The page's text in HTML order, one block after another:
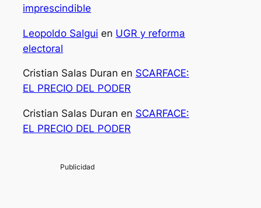
imprescindible
Leopoldo Salgui en UGR y reforma
electoral
Cristian Salas Duran en SCARFACE:
EL PRECIO DEL PODER
Cristian Salas Duran en SCARFACE:
EL PRECIO DEL PODER